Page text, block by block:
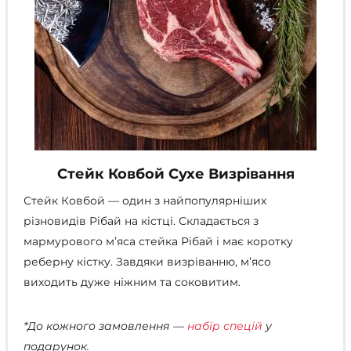
Стейк Ковбой Сухе Визрівання
Стейк Ковбой — один з найпопулярніших
різновидів Рібай на кістці. Складається з
мармурового м’яса стейка Рібай і має коротку
реберну кістку. Завдяки визріванню, м’ясо
виходить дуже ніжним та соковитим.
*До кожного замовлення — набір спецій у
подарунок.